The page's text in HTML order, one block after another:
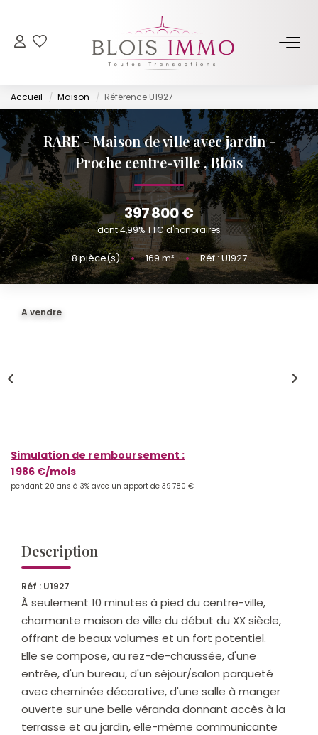
NOS BIENS
Acheter
Louer
Biens Vendus Et Loués
Off Market
ESTIMER
FAIRE GÉRER
Accueil Maison Référence U1927
RARE - Maison de ville avec jardin -
Proche centre-ville,Blois
397 800 €
dont 4,99% TTC d'honoraires
8pièce(s) • 169 m² • Réf : U1927
A vendre
Simulation de remboursement :
1 986 €/mois
pendant 20 ans à 3% avec un apport de 39 780 €
Description
Réf : U1927
À seulement 10 minutes à pied du centre-ville,
charmante maison de ville du début du XX siècle,
offrant de beaux volumes et un fort potentiel.
Elle se compose, au rez-de-chaussée, d'une
entrée, d'un bureau, d'un séjour/salon parqueté
avec cheminée décorative, d'une salle à manger
ouverte sur une belle véranda donnant accès à la
terrasse et au jardin, elle-même communicante